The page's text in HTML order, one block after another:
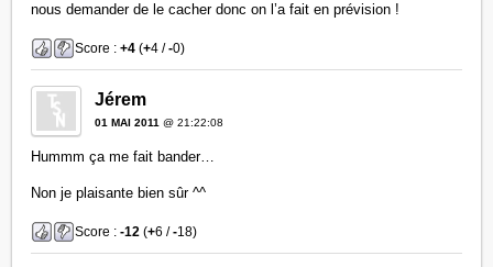
nous demander de le cacher donc on l’a fait en prévision !
Score :+4 (+4 /-0)
Jérem
01 MAI 2011 @ 21:22:08
Hummm ça me fait bander…
Non je plaisante bien sûr ^^
Score :-12 (+6 /-18)